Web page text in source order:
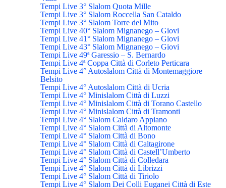
Tempi Live 3° Slalom Quota Mille
Tempi Live 3° Slalom Roccella San Cataldo
Tempi Live 3° Slalom Torre del Mito
Tempi Live 40° Slalom Mignanego – Giovi
Tempi Live 41° Slalom Mignanego – Giovi
Tempi Live 43° Slalom Mignanego – Giovi
Tempi Live 49ª Garessio – S. Bernardo
Tempi Live 4ª Coppa Città di Corleto Perticara
Tempi Live 4° Autoslalom Città di Montemaggiore
Belsito
Tempi Live 4° Autoslalom Città di Ucria
Tempi Live 4° Minislalom Città di Luzzi
Tempi Live 4° Minislalom Città di Torano Castello
Tempi Live 4° Minislalom Città di Tramonti
Tempi Live 4° Slalom Caldaro Appiano
Tempi Live 4° Slalom Città di Altomonte
Tempi Live 4° Slalom Città di Bono
Tempi Live 4° Slalom Città di Caltagirone
Tempi Live 4° Slalom Città di Castell’Umberto
Tempi Live 4° Slalom Città di Colledara
Tempi Live 4° Slalom Città di Librizzi
Tempi Live 4° Slalom Città di Tiriolo
Tempi Live 4° Slalom Dei Colli Euganei Città di Este